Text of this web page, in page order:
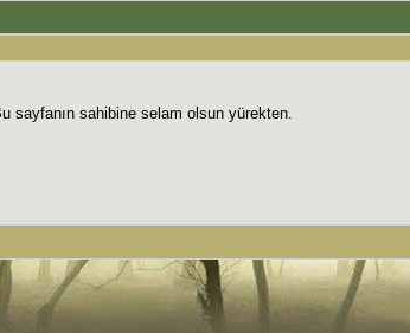
sayfanın sahibine selam olsun yürekten.